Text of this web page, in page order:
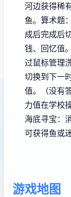
河边获得稀
鱼。 算术题
成后完成后
钱、回忆值
过鼠标管理
切换到下一
值。（没有
力值在学校
海底寻宝：
可获得鱼或
游戏地图